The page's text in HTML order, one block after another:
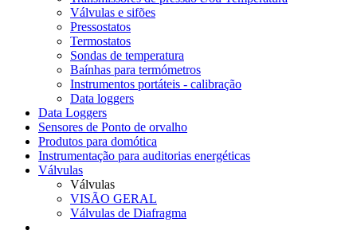
Válvulas e sifões
Pressostatos
Termostatos
Sondas de temperatura
Baínhas para termómetros
Instrumentos portáteis - calibração
Data loggers
Data Loggers
Sensores de Ponto de orvalho
Produtos para domótica
Instrumentação para auditorias energéticas
Válvulas
Válvulas
VISÃO GERAL
Válvulas de Diafragma